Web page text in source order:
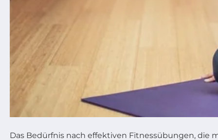
Das Bedürfnis nach effektiven Fitnessübungen,